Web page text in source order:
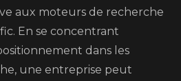
aux moteurs de recherche
En se concentrant
dans les
une entreprise peut